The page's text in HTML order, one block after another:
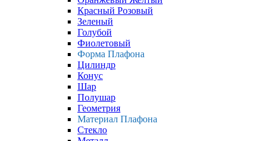
Красный Розовый
Зеленый
Голубой
Фиолетовый
Форма Плафона
Цилиндр
Конус
Шар
Полушар
Геометрия
Материал Плафона
Стекло